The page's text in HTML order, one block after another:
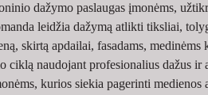
dažymo paslaugas įmonėms,
leidžia dažymą atlikti tiksliai,
skirtą apdailai, fasadams,
ciklą naudojant profesionalius dažus ir
kurios siekia pagerinti